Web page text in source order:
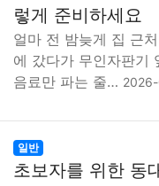
렇게 준비하세요
얼마 전 밤늦게 집 근
에 갔다가 무인자판기
음료만 파는 줄…
일반
초보자를 위한 동